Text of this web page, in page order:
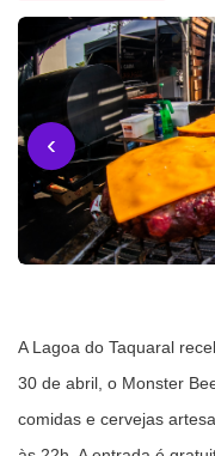
‹
A Lagoa do Taquaral
30 de abril, o Monster
comidas e cervejas